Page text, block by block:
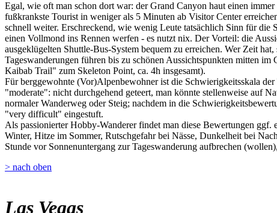
Egal, wie oft man schon dort war: der Grand Canyon haut einen
fußkrankste Tourist in weniger als 5 Minuten ab Visitor Center
schnell weiter. Erschreckend, wie wenig Leute tatsächlich Sinn für die
einen Vollmond ins Rennen werfen - es nutzt nix. Der Vorteil: die
ausgeklügelten Shuttle-Bus-System bequem zu erreichen. Wer Zeit
Tageswanderungen führen bis zu schönen Aussichtspunkten mitten
Kaibab Trail" zum Skeleton Point, ca. 4h insgesamt).
Für berggewohnte (Vor)Alpenbewohner ist die Schwierigkeitsskala
"moderate": nicht durchgehend geteert, man könnte stellenweise auf
normaler Wanderweg oder Steig; nachdem in die
"very difficult" eingestuft.
Als passionierter Hobby-Wanderer findet man diese Bewertungen
Winter, Hitze im Sommer, Rutschgefahr bei Nässe, Dunkelheit bei
Stunde vor Sonnenuntergang zur Tageswanderung aufbrechen
> nach oben
Las Vegas